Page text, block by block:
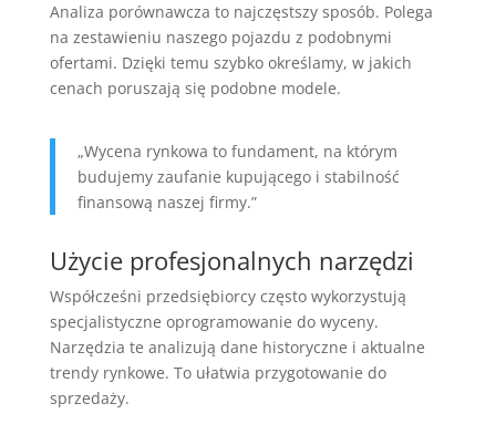
Analiza porównawcza to najczęstszy sposób. Polega
na zestawieniu naszego pojazdu z podobnymi
ofertami. Dzięki temu szybko określamy, w jakich
cenach poruszają się podobne modele.
„Wycena rynkowa to fundament, na którym
budujemy zaufanie kupującego i stabilność
finansową naszej firmy.”
Użycie profesjonalnych narzędzi
Współcześni przedsiębiorcy często wykorzystują
specjalistyczne oprogramowanie do wyceny.
Narzędzia te analizują dane historyczne i aktualne
trendy rynkowe. To ułatwia przygotowanie do
sprzedaży.